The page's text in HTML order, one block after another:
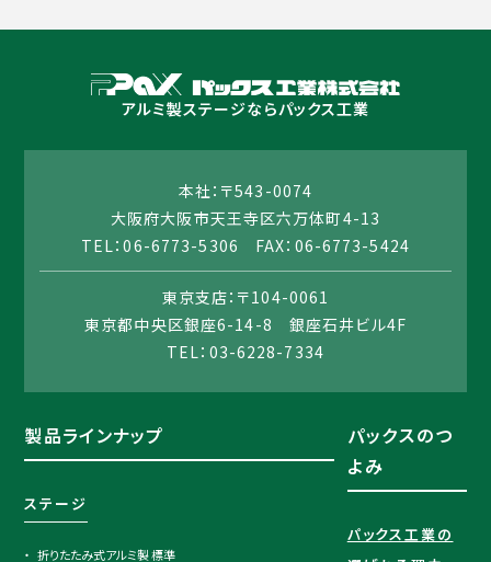
アルミ製ステージならパックス工業
本社：〒543-0074
大阪府大阪市天王寺区六万体町4-13
TEL：06-6773-5306 FAX：06-6773-5424
東京支店：〒104-0061
東京都中央区銀座6-14-8 銀座石井ビル4F
TEL：03-6228-7334
製品ラインナップ
ステージ
折りたたみ式アルミ製 標準
パックスのつ
よみ
パックス工業の